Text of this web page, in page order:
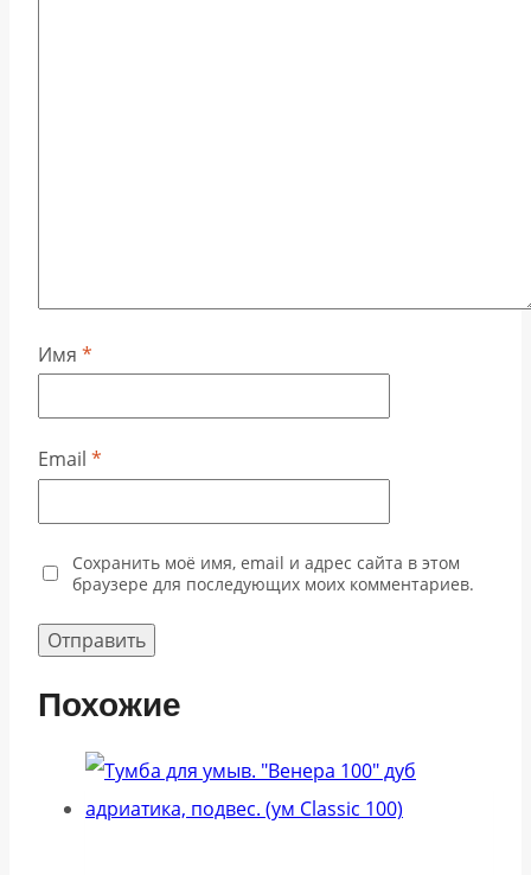
Имя *
Email *
Сохранить моё имя, email и адрес сайта в этом
браузере для последующих моих комментариев.
Похожие